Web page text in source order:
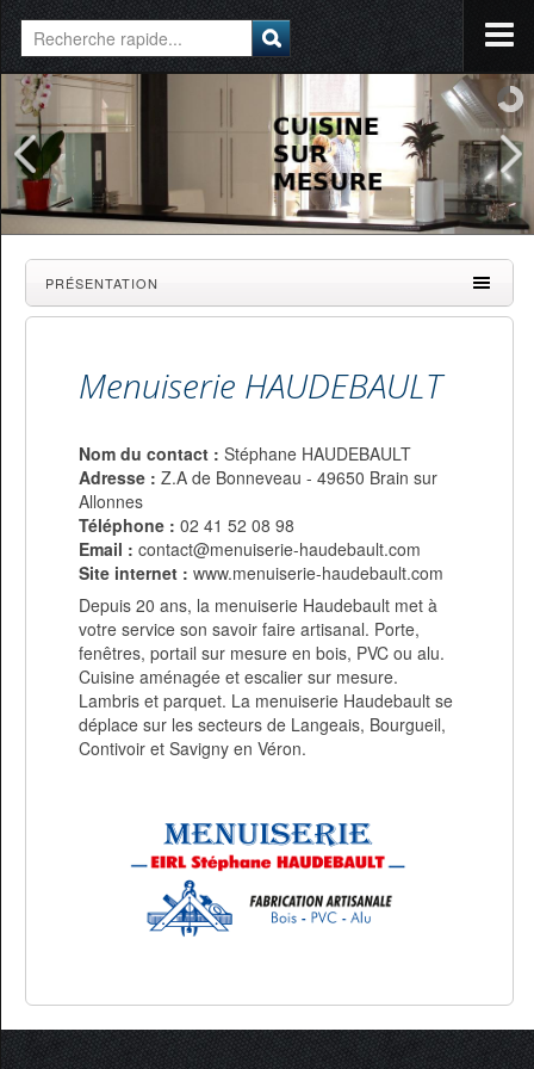
PRÉSENTATION
Menuiserie HAUDEBAULT
Nom du contact : Stéphane HAUDEBAULT
Adresse : Z.A de Bonneveau - 49650 Brain sur
Allonnes
Téléphone : 02 41 52 08 98
Email : contact@menuiserie-haudebault.com
Site internet : www.menuiserie-haudebault.com
Depuis 20 ans, la menuiserie Haudebault met à
votre service son savoir faire artisanal. Porte,
fenêtres, portail sur mesure en bois, PVC ou alu.
Cuisine aménagée et escalier sur mesure.
Lambris et parquet. La menuiserie Haudebault se
déplace sur les secteurs de Langeais, Bourgueil,
Contivoir et Savigny en Véron.